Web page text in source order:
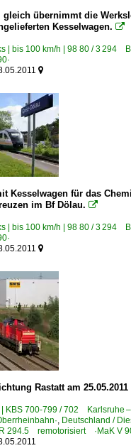
gleich übernimmt die
Kesselwagen. 
| bis 100 km/h | 98 80 / 3 294

Kesselwagen für das
im Bf Dölau. 
| bis 100 km/h | 98 80 / 3 294

Rastatt am
| KBS 700-799 / 702 Karlsruhe
, Deutschland /
294.5 remotorisiert ·MaK V